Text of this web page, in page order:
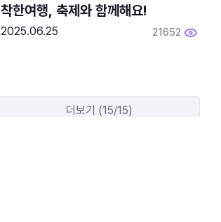
착한여행, 축제와 함께해요!
2025.06.25 21652
더보기 (15/15)